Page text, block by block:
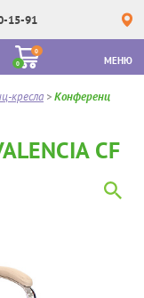
15-91
0
0
МЕНЮ
кресла >Конференц
CF